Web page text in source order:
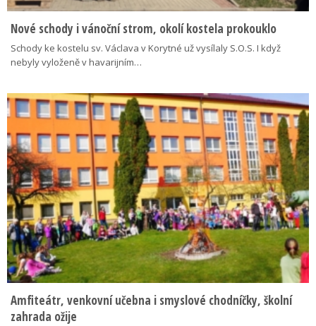
Nové schody i vánoční strom, okolí kostela prokouklo
Schody ke kostelu sv. Václava v Korytné už vysílaly S.O.S. I když
nebyly vyloženě v havarijním…
Amfiteátr, venkovní učebna i smyslové chodníčky, školní
zahrada ožije